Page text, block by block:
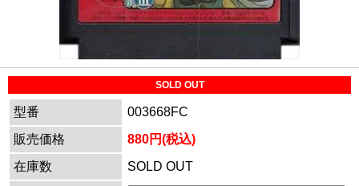
SOLD OUT
型番
003668FC
販売価格
880円(税込)
在庫数
SOLD OUT